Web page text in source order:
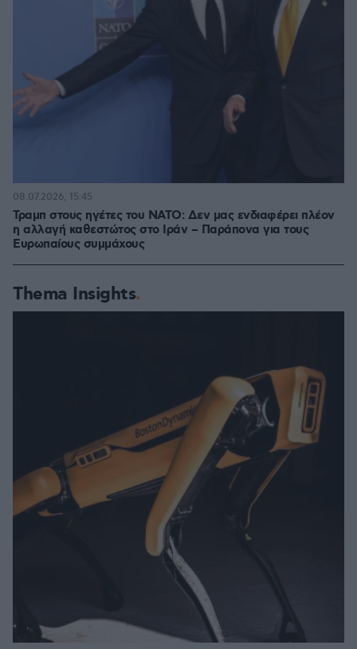
Τραμπ στους ηγέτες του ΝΑΤΟ: Δεν μας ενδιαφέρει πλέον
η αλλαγή καθεστώτος στο Ιράν – Παράπονα για τους
Ευρωπαίους συμμάχους
08.07.2026, 15:45
Thema Insights